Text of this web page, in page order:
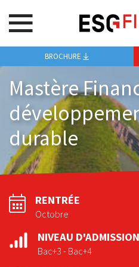
Mastère
durable
RENTRÉE
Octobre
NIVEAU D'ADMISSION
Bac+3 - Bac+4
BROCHURE